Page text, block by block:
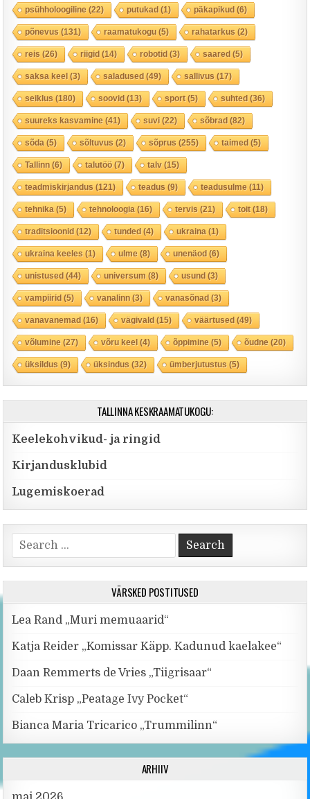
psühholoogiline (22) putukad(1) päkapikud(6)
põnevus (131) raamatukogu(5) rahatarkus (2)
reis (26) riigid(14) robotid(3) saared(5)
saksa keel(3) saladused(49) sallivus (17)
seiklus (180) soovid(13) sport(5) suhted(36)
suureks kasvamine (41) suvi(22) sõbrad(82)
sõda (5) sõltuvus (2) sõprus (255) taimed(5)
Tallinn(6) talutöö(7) talv(15)
teadmiskirjandus (121) teadus (9) teadusulme (11)
tehnika (5) tehnoloogia (16) tervis (21) toit(18)
traditsioonid(12) tunded(4) ukraina (1)
ukraina keeles (1) ulme (8) unenäod(6)
unistused(44) universum (8) usund(3)
vampiirid(5) vanalinn(3) vanasõnad(3)
vanavanemad(16) vägivald(15) väärtused(49)
võlumine (27) võru keel(4) õppimine (5) õudne (20)
üksildus (9) üksindus (32) ümberjutustus (5)
TALLINNA KESKRAAMATUKOGU:
Keelekohvikud- ja ringid
Kirjandusklubid
Lugemiskoerad
Search for:
VÄRSKED POSTITUSED
Lea Rand „Muri memuaarid“
Katja Reider „Komissar Käpp. Kadunud kaelakee“
Daan Remmerts de Vries „Tiigrisaar“
Caleb Krisp „Peatage Ivy Pocket“
Bianca Maria Tricarico „Trummilinn“
ARHIIV